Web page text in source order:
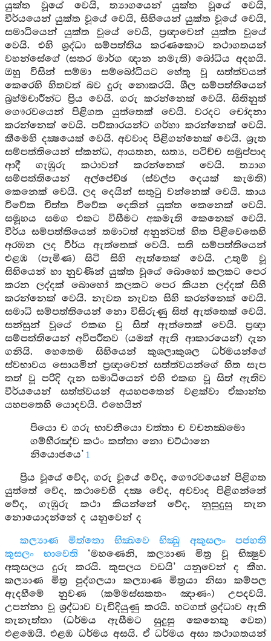
යුක්ත වූයේ වෙයි, ත්‍යාගයෙන් යුක්ත වූයේ වෙයි,
වීර්යයෙන් යුක්ත වූයේ වෙයි, සිහියෙන් යුක්ත වූයේ වෙයි,
සමාධියෙන් යුක්ත වූයේ වෙයි, ප්‍රඥාවෙන් යුක්ත වූයේ
වෙයි. එහි ශ්‍රද්ධා සම්පත්තිය කරණකොට තථාගතයන්
වහන්සේගේ (සතර මාර්ග ඥාන නමැති) බෝධිය අදහයි.
ඔහු විසින් සම්මා සම්බෝධියට හේතු වූ සත්ත්වයන්
කෙරෙහි හිතවත් බව දුරු නොකරයි. ශීල සම්පත්තියෙන්
බ්‍රහ්මචාරීන්ට ප්‍රිය වෙයි. ගරු කරන්නෙක් වෙයි. සිතිනුත්
ගෞරවයෙන් පිළිගත යුත්තෙක් වෙයි. වරදට චෝදනා
කරන්නෙක් වෙයි. පව්කාරයන්ට ගර්හා කරන්නෙක් වෙයි.
කීමෙහි දක්‍ෂයෙක් වෙයි. අවවාද පිළිගන්නෙක් වෙයි. ශ්‍රැත
සම්පත්තියෙන් ස්කන්ධ, ආයතන, සත්‍ය, පටිච්ච සමුප්පාද
ආදී ගැඹුරු කථාවන් කරන්නෙක් වෙයි. ත්‍යාග
සම්පත්තියෙන් අල්පේච්ඡ (ස්වල්ප දෙයක් කැමති)
කෙනෙක් වෙයි. ලද දෙයින් සතුටු වන්නෙක් වෙයි. කාය
විවේක චිත්ත විවේක දෙකින් යුක්ත කෙනෙක් වෙයි.
සමූහය සමග එකට විසීමට අකමැති කෙනෙක් වෙයි.
වීර්ය සම්පත්තියෙන් තමාටත් අනුන්ටත් හිත පිළිවෙතෙහි
අරඹන ලද වීර්ය ඇත්තෙක් වෙයි. සති සම්පත්තියෙන්
එළඹ (පැමිණ) සිටි සිහි ඇත්තෙක් වෙයි. උතුම් වූ
සිහියෙන් හා නුවණින් යුක්ත වූයේ බොහෝ කලකට පෙර
කරන ලද්දක් බොහෝ කලකට පෙර කියන ලද්දක් සිහි
කරන්නෙක් වෙයි. නැවත නැවත සිහි කරන්නෙක් වෙයි.
සමාධි සම්පත්තියෙන් නො විසිරුණු සිත් ඇත්තෙක් වෙයි.
සන්සුන් වූයේ එකඟ වූ සිත් ඇත්තෙක් වෙයි. ප්‍රඥා
සම්පත්තියෙන් අවිපරීතව (යමක් ඇති ආකාරයෙන්) දැන
ගනියි. හෙතෙම සිහියෙන් කුශලාකුශල ධර්මයන්ගේ
ස්වභාවය සොයමින් ප්‍රඥාවෙන් සත්ත්වයන්ගේ හිත සැප
තත් වූ පරිදි දැන සමාධියෙන් එහි එකඟ වූ සිත් ඇතිව
වීර්යයෙන් සත්ත්වයන් අයහපතෙන් වළක්වා ඒකාන්ත
යහපතෙහි යොදවයි. එහෙයින්
පියො ච ගරු භාවනීයො වත්තා ච වචනක්‍ඛමො
ගම්භීරඤ්ච කථං කත්තා නො චට්ඨානෙ
නියොජයෙ’ 1
ප්‍රිය වූයේ වේද, ගරු වූයේ වේද, ගෞරවයෙන් පිළිගත
යුත්තේ වේද, කථාවෙහි දක්‍ෂ වේද, අවවාද පිළිගන්නේ
වේද, ගැඹුරු කථා කියන්නේ වේද, නුසුදුසු තැන
නොයොදන්නේ ද යනුවෙන් ද
කල්‍යාණ මිත්තො භික්‍ඛවෙ භික්‍ඛු අකුසලං පජහති
කුසලං භාවෙති ‘මහණෙනි, කල්‍යාණ මිත්‍ර වූ භික්‍ෂුව
අකුසලය දුරු කරයි. කුසලය වඩයි’ යනුවෙන් ද කීහ.
කල්‍යාණ මිත්‍ර පුද්ගලයා කල්‍යාණ මිත්‍රයා නිසා කම්පල
ඇදහීමේ නුවණ (කම්මස්සකතං ඤාණං) උපදවයි.
උපන්නා වූ ශ්‍රද්ධාව වැඩිදියුණු කරයි. හටගත් ශ්‍රද්ධාව ඇති
තැනැත්තා (ධර්මය ඇසීමට සුදුසු කෙනෙකු වෙත)
එළඹෙයි. එළඹ ධර්මය අසයි. ඒ ධර්මය අසා තථාගතයන්